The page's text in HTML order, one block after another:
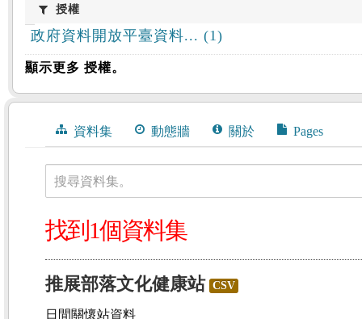
授權授權
政府資料開放平臺資料... (1)
顯示更多 授權。
資料集 動態牆 關於 Pages
搜尋資料集。
找到1個資料集
推展部落文化健康站 CSV
日間關懷站資料